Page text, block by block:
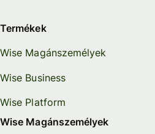
Termékek
Wise Magánszemélyek
Wise Business
Wise Platform
Wise Magánszemélyek